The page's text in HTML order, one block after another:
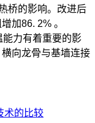
桥的影响。改进后
加86. 2% 。
力有着重要的影
向龙骨与基墙连接
术的比较